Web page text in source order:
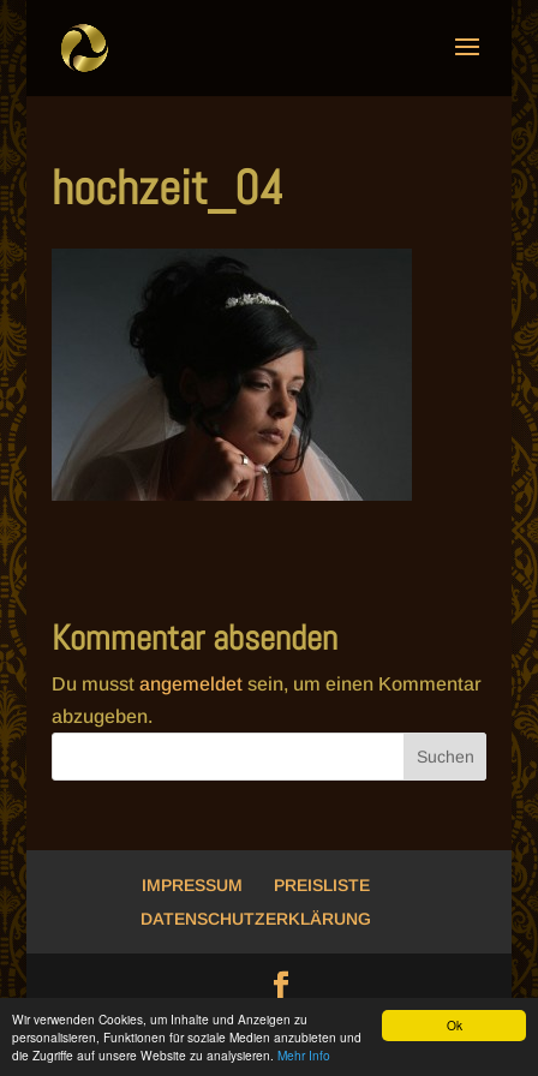
Ok
Wir verwenden Cookies, um Inhalte und Anzeigen zu
personalisieren, Funktionen für soziale Medien anzubieten und
die Zugriffe auf unsere Website zu analysieren. Mehr Info
hochzeit_04
Kommentar absenden
Du musst angemeldetsein, um einen Kommentar
abzugeben.
IMPRESSUM
PREISLISTE
DATENSCHUTZERKLÄRUNG